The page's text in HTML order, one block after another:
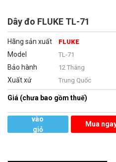
Dây đo FLUKE TL-71
Hãng sản xuất FLUKE
Model TL-71
Bảo hành 12 Tháng
Xuất xứ Trung Quốc
Giá (chưa bao gồm thuế)
vào
giỏ
Mua